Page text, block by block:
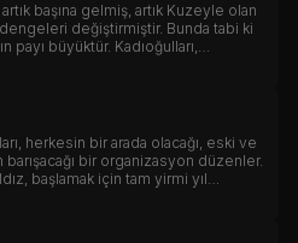
artık başına gelmiş, artık Kuzeyle olan
değiştirmiştir. Bunda tabi ki
payı büyüktür. Kadıoğulları,
herkesin bir arada olacağı, eski ve
bir organizasyon düzenler.
başlamak için tam yirmi yıl